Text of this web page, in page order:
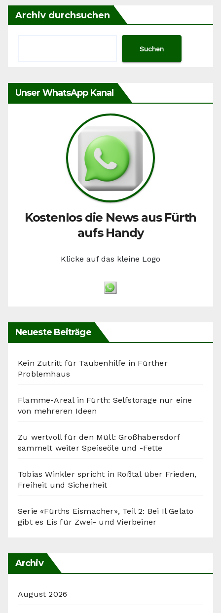
Archiv durchsuchen
Suchen
Unser WhatsApp Kanal
Kostenlos die News aus Fürth
aufs Handy
Klicke auf das kleine Logo
Neueste Beiträge
Kein Zutritt für Taubenhilfe in Fürther
Problemhaus
Flamme-Areal in Fürth: Selfstorage nur eine
von mehreren Ideen
Zu wertvoll für den Müll: Großhabersdorf
sammelt weiter Speiseöle und -Fette
Tobias Winkler spricht in Roßtal über Frieden,
Freiheit und Sicherheit
Serie «Fürths Eismacher», Teil 2: Bei Il Gelato
gibt es Eis für Zwei- und Vierbeiner
Archiv
August 2026